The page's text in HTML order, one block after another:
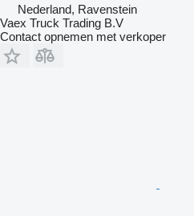
Nederland, Ravenstein
Vaex Truck Trading B.V
Contact opnemen met verkoper